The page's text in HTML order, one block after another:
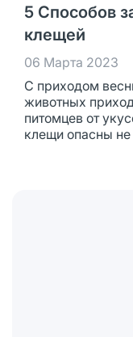
5 Способов
клещей
06 Марта 2023
С приходом
животных
питомцев от
клещи опасны не